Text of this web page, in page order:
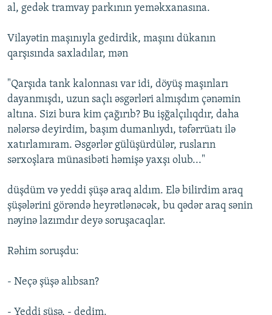
al, gedək tramvay parkının yeməkxanasına.
Vilayətin maşınıyla gedirdik, maşını dükanın
qarşısında saxladılar, mən
"Qarşıda tank kalonnası var idi, döyüş maşınları
dayanmışdı, uzun saçlı əsgərləri almışdım çənəmin
altına. Sizi bura kim çağırıb? Bu işğalçılıqdır, daha
nələrsə deyirdim, başım dumanlıydı, təfərrüatı ilə
xatırlamıram. Əsgərlər gülüşürdülər, rusların
sərxoşlara münasibəti həmişə yaxşı olub..."
düşdüm və yeddi şüşə araq aldım. Elə bilirdim araq
şüşələrini görəndə heyrətlənəcək, bu qədər araq sənin
nəyinə lazımdır deyə soruşacaqlar.
Rəhim soruşdu:
- Neçə şüşə alıbsan?
- Yeddi şüşə, - dedim.